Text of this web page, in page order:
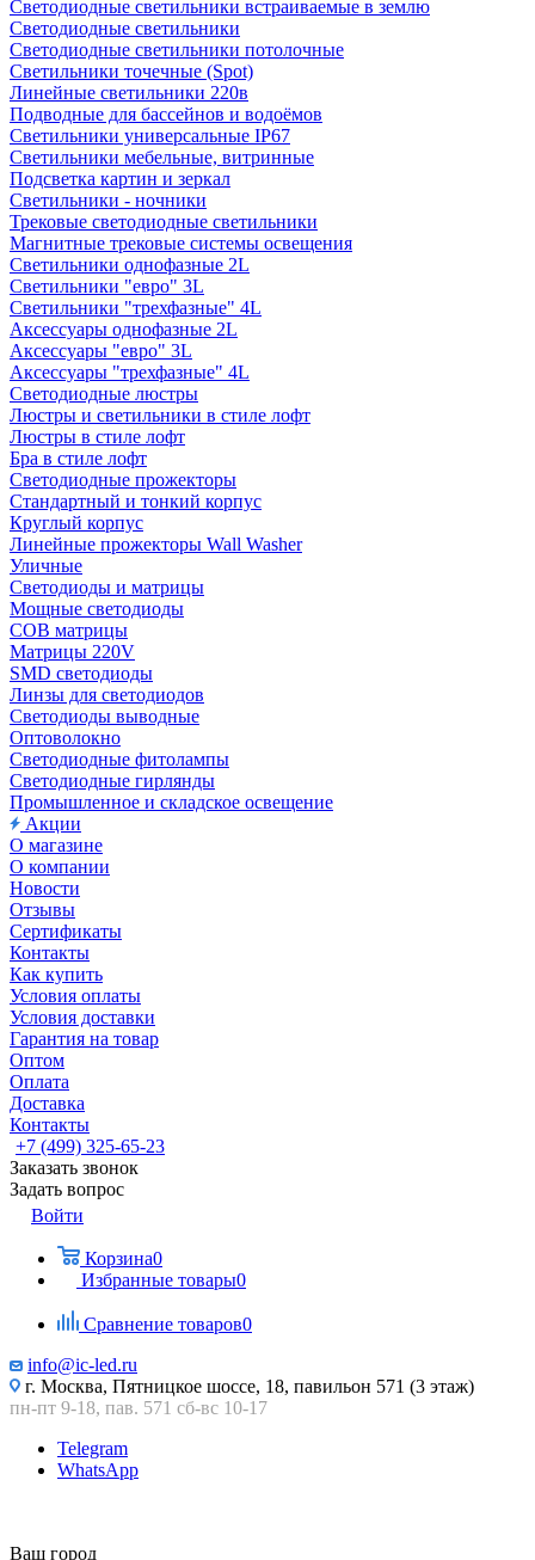
Светодиодные светильники встраиваемые в землю
Светодиодные светильники
Светодиодные светильники потолочные
Светильники точечные (Spot)
Линейные светильники 220в
Подводные для бассейнов и водоёмов
Светильники универсальные IP67
Светильники мебельные, витринные
Подсветка картин и зеркал
Светильники - ночники
Трековые светодиодные светильники
Магнитные трековые системы освещения
Светильники однофазные 2L
Светильники "евро" 3L
Светильники "трехфазные" 4L
Аксессуары однофазные 2L
Аксессуары "евро" 3L
Аксессуары "трехфазные" 4L
Светодиодные люстры
Люстры и светильники в стиле лофт
Люстры в стиле лофт
Бра в стиле лофт
Светодиодные прожекторы
Стандартный и тонкий корпус
Круглый корпус
Линейные прожекторы Wall Washer
Уличные
Светодиоды и матрицы
Мощные светодиоды
COB матрицы
Матрицы 220V
SMD светодиоды
Линзы для светодиодов
Светодиоды выводные
Оптоволокно
Светодиодные фитолампы
Светодиодные гирлянды
Промышленное и складское освещение
Акции
О магазине
О компании
Новости
Отзывы
Сертификаты
Контакты
Как купить
Условия оплаты
Условия доставки
Гарантия на товар
Оптом
Оплата
Доставка
Контакты
+7 (499) 325-65-23
Заказать звонок
Задать вопрос
Войти
Корзина0
Избранные товары0
Сравнение товаров0
info@ic-led.ru
г. Москва, Пятницкое шоссе, 18, павильон 571 (3 этаж)
пн-пт 9-18, пав. 571 сб-вс 10-17
Telegram
WhatsApp
Ваш город